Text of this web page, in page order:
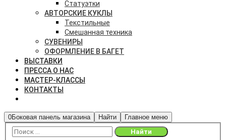
Статуэтки
АВТОРСКИЕ КУКЛЫ
Текстильные
Смешанная техника
СУВЕНИРЫ
ОФОРМЛЕНИЕ В БАГЕТ
ВЫСТАВКИ
ПРЕССА О НАС
МАСТЕР-КЛАССЫ
КОНТАКТЫ
0Боковая панель магазина Найти Главное меню